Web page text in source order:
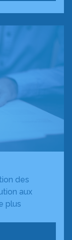
des
aux
plus